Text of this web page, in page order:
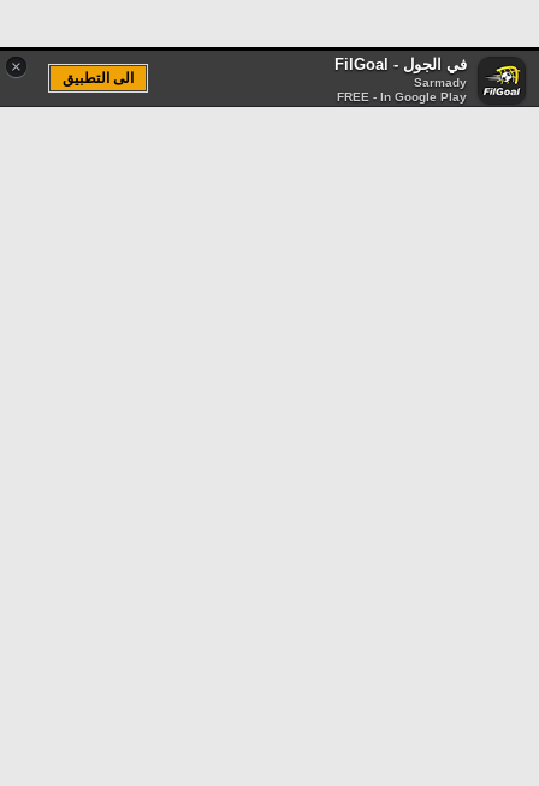
× في الجول - FilGoal
Sarmady
FREE - In Google Play
الى التطبيق